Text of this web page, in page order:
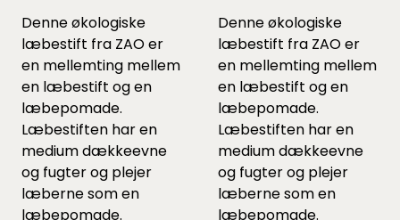
Denne økologiske
læbestift fra ZAO er
en mellemting mellem
en læbestift og en
læbepomade.
Læbestiften har en
medium dækkeevne
og fugter og plejer
læberne som en
læbepomade.
Denne økologiske
læbestift fra ZAO er
en mellemting mellem
en læbestift og en
læbepomade.
Læbestiften har en
medium dækkeevne
og fugter og plejer
læberne som en
læbepomade.